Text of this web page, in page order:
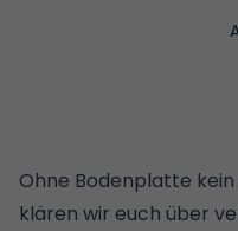
Ohne Bodenplatte
klären wir euch über